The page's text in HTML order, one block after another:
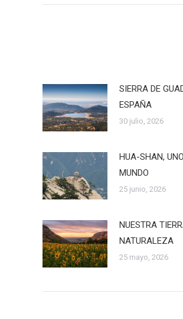
SIERRA DE
ESPAÑA
30 julio, 2026
HUA-SHAN,
MUNDO
25 junio, 2026
NUESTRA
NATURALEZA
25 mayo, 2026